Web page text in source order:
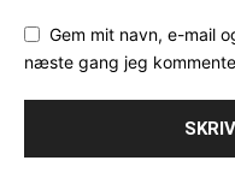
Gem mit navn, e-mail
næste gang jeg